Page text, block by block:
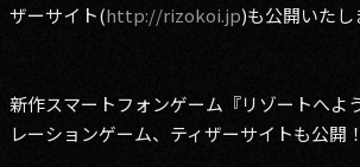
ザーサイト(http://rizokoi.jp)も公開いたし
新作スマートフォンゲーム『リゾートへ
レーションゲーム、ティザーサイトも公開！